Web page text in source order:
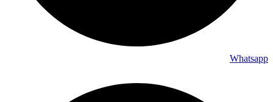
Whatsapp